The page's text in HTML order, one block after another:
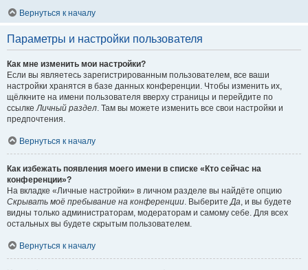
Вернуться к началу
Параметры и настройки пользователя
Как мне изменить мои настройки?
Если вы являетесь зарегистрированным пользователем, все ваши
настройки хранятся в базе данных конференции. Чтобы изменить их,
щёлкните на имени пользователя вверху страницы и перейдите по
ссылкеЛичный раздел. Там вы можете изменить все свои настройки и
предпочтения.
Вернуться к началу
Как избежать появления моего имени в списке «Кто сейчас на
конференции»?
На вкладке «Личные настройки» в личном разделе вы найдёте опцию
Скрывать моё пребывание на конференции. ВыберитеДа, и вы будете
видны только администраторам, модераторам и самому себе. Для всех
остальных вы будете скрытым пользователем.
Вернуться к началу